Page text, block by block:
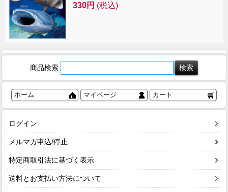
330円 (税込)
商品検索
ホーム マイページ カート
ログイン
メルマガ申込/停止
特定商取引法に基づく表示
送料とお支払い方法について